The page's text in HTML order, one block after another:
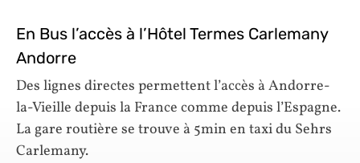
En Bus l’accès à l’Hôtel Termes Carlemany
Andorre
Des lignes directes permettent l’accès à Andorre-
la-Vieille depuis la France comme depuis l’Espagne.
La gare routière se trouve à 5min en taxi du Sehrs
Carlemany.